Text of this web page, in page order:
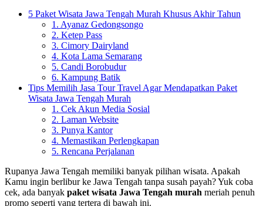
5 Paket Wisata Jawa Tengah Murah Khusus Akhir Tahun
1. Ayanaz Gedongsongo
2. Ketep Pass
3. Cimory Dairyland
4. Kota Lama Semarang
5. Candi Borobudur
6. Kampung Batik
Tips Memilih Jasa Tour Travel Agar Mendapatkan Paket
Wisata Jawa Tengah Murah
1. Cek Akun Media Sosial
2. Laman Website
3. Punya Kantor
4. Memastikan Perlengkapan
5. Rencana Perjalanan
Rupanya Jawa Tengah memiliki banyak pilihan wisata. Apakah
Kamu ingin berlibur ke Jawa Tengah tanpa susah payah? Yuk coba
cek, ada banyak paket wisata Jawa Tengah murah meriah penuh
promo seperti yang tertera di bawah ini.